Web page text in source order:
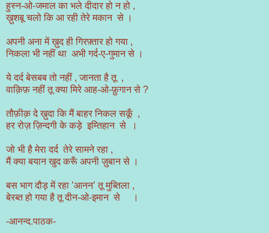
हुस्न-ओ-जमाल का भले दीदार हो न हो ,
ख़ुशबू चलो कि आ रही तेरे मकान से ।
अपनी अना में ख़ुद ही गिरफ़्तार हो गया ,
निकला भी नहीं था अभी गर्द-ए-गुमान से ।
ये दर्द बेसबब तो नहीं , जानता है तू ,
वाक़िफ़ नहीं तू क्या मिरे आह-ओ-फ़ुगान से ?
तौफ़ीक़ दे ख़ुदा कि मैं बाहर निकल सकूँ ,
हर रोज़ ज़िन्दगी के कड़े इम्तिहान से ।
जो भी है मेरा दर्द तेरे सामने रहा ,
मैं क्या बयान खुद करूँ अपनी ज़ुबान से ।
बस भाग दौड़ में रहा ’आनन’ तू मुब्तिला ,
बेरब्त हो गया है तू दीन-ओ-इमान से ।
-आनन्द.पाठक-